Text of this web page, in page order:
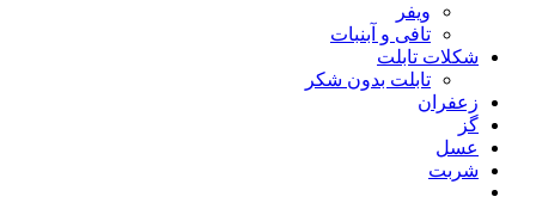
ویفر
تافی و آبنبات
شکلات تابلت
تابلت بدون شکر
زعفران
گز
عسل
شربت